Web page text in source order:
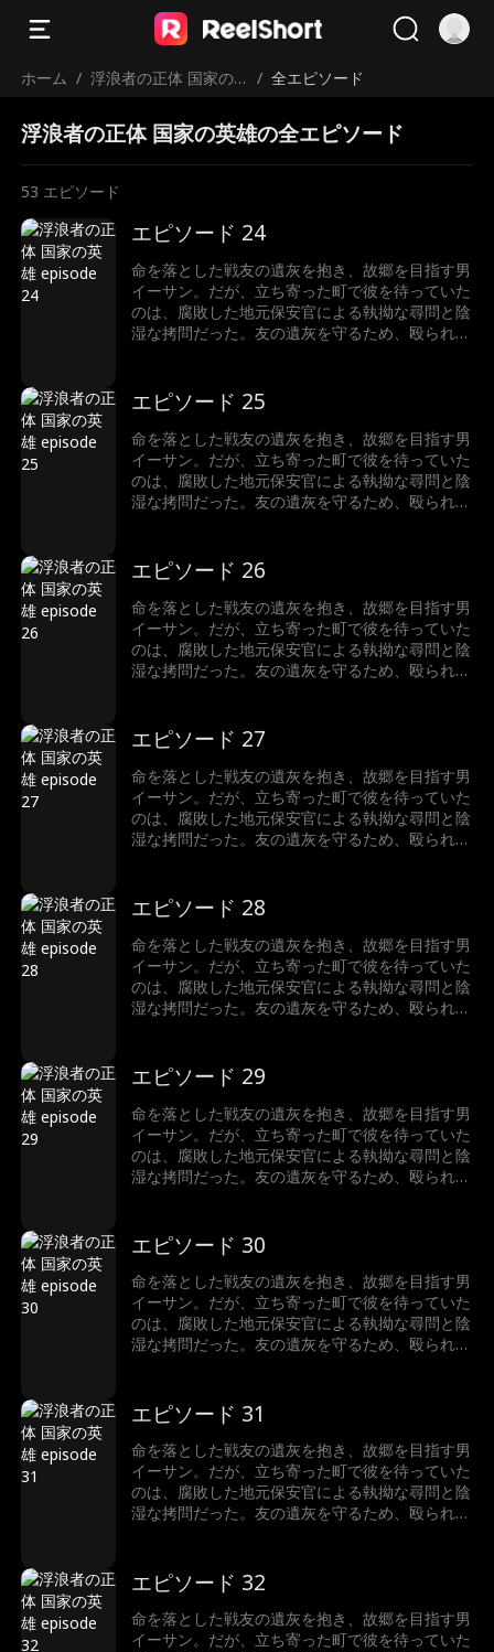
ホーム / 浮浪者の正体 国家の
/ 全エピソード
浮浪者の正体 国家の英雄の全エピソード
53 エピソード
エピソード 24
命を落とした戦友の遺灰を抱き、故郷を目指す男
イーサン。だが、立ち寄った町で彼を待っていた
のは、腐敗した地元保安官による執拗な尋問と陰
湿な拷問だった。友の遺灰を守るため、殴られて
越え、あろうことか尊い遺灰を汚した瞬間――事
態は予測不能の結末へと転がり出す。最悪の展開
を打ち破るように現れたのは、今やFBI長官とな
ったかつての部下だった！なぜ国家権力のトップ
が、こんな田舎の警察署に？ そして、口を閉ざ
し続けたイーサンの凄絶な過去とは…… 封印され
エピソード 25
命を落とした戦友の遺灰を抱き、故郷を目指す男
イーサン。だが、立ち寄った町で彼を待っていた
のは、腐敗した地元保安官による執拗な尋問と陰
湿な拷問だった。友の遺灰を守るため、殴られて
越え、あろうことか尊い遺灰を汚した瞬間――事
態は予測不能の結末へと転がり出す。最悪の展開
を打ち破るように現れたのは、今やFBI長官とな
ったかつての部下だった！なぜ国家権力のトップ
が、こんな田舎の警察署に？ そして、口を閉ざ
し続けたイーサンの凄絶な過去とは…… 封印され
エピソード 26
命を落とした戦友の遺灰を抱き、故郷を目指す男
イーサン。だが、立ち寄った町で彼を待っていた
のは、腐敗した地元保安官による執拗な尋問と陰
湿な拷問だった。友の遺灰を守るため、殴られて
越え、あろうことか尊い遺灰を汚した瞬間――事
態は予測不能の結末へと転がり出す。最悪の展開
を打ち破るように現れたのは、今やFBI長官とな
ったかつての部下だった！なぜ国家権力のトップ
が、こんな田舎の警察署に？ そして、口を閉ざ
し続けたイーサンの凄絶な過去とは…… 封印され
エピソード 27
命を落とした戦友の遺灰を抱き、故郷を目指す男
イーサン。だが、立ち寄った町で彼を待っていた
のは、腐敗した地元保安官による執拗な尋問と陰
湿な拷問だった。友の遺灰を守るため、殴られて
越え、あろうことか尊い遺灰を汚した瞬間――事
態は予測不能の結末へと転がり出す。最悪の展開
を打ち破るように現れたのは、今やFBI長官とな
ったかつての部下だった！なぜ国家権力のトップ
が、こんな田舎の警察署に？ そして、口を閉ざ
し続けたイーサンの凄絶な過去とは…… 封印され
エピソード 28
命を落とした戦友の遺灰を抱き、故郷を目指す男
イーサン。だが、立ち寄った町で彼を待っていた
のは、腐敗した地元保安官による執拗な尋問と陰
湿な拷問だった。友の遺灰を守るため、殴られて
越え、あろうことか尊い遺灰を汚した瞬間――事
態は予測不能の結末へと転がり出す。最悪の展開
を打ち破るように現れたのは、今やFBI長官とな
ったかつての部下だった！なぜ国家権力のトップ
が、こんな田舎の警察署に？ そして、口を閉ざ
し続けたイーサンの凄絶な過去とは…… 封印され
エピソード 29
命を落とした戦友の遺灰を抱き、故郷を目指す男
イーサン。だが、立ち寄った町で彼を待っていた
のは、腐敗した地元保安官による執拗な尋問と陰
湿な拷問だった。友の遺灰を守るため、殴られて
越え、あろうことか尊い遺灰を汚した瞬間――事
態は予測不能の結末へと転がり出す。最悪の展開
を打ち破るように現れたのは、今やFBI長官とな
ったかつての部下だった！なぜ国家権力のトップ
が、こんな田舎の警察署に？ そして、口を閉ざ
し続けたイーサンの凄絶な過去とは…… 封印され
エピソード 30
命を落とした戦友の遺灰を抱き、故郷を目指す男
イーサン。だが、立ち寄った町で彼を待っていた
のは、腐敗した地元保安官による執拗な尋問と陰
湿な拷問だった。友の遺灰を守るため、殴られて
越え、あろうことか尊い遺灰を汚した瞬間――事
態は予測不能の結末へと転がり出す。最悪の展開
を打ち破るように現れたのは、今やFBI長官とな
ったかつての部下だった！なぜ国家権力のトップ
が、こんな田舎の警察署に？ そして、口を閉ざ
し続けたイーサンの凄絶な過去とは…… 封印され
エピソード 31
命を落とした戦友の遺灰を抱き、故郷を目指す男
イーサン。だが、立ち寄った町で彼を待っていた
のは、腐敗した地元保安官による執拗な尋問と陰
湿な拷問だった。友の遺灰を守るため、殴られて
越え、あろうことか尊い遺灰を汚した瞬間――事
態は予測不能の結末へと転がり出す。最悪の展開
を打ち破るように現れたのは、今やFBI長官とな
ったかつての部下だった！なぜ国家権力のトップ
エピソード 32
命を落とした戦友の遺灰を抱き、故郷を目指す男
イーサン。だが、立ち寄った町で彼を待っていた